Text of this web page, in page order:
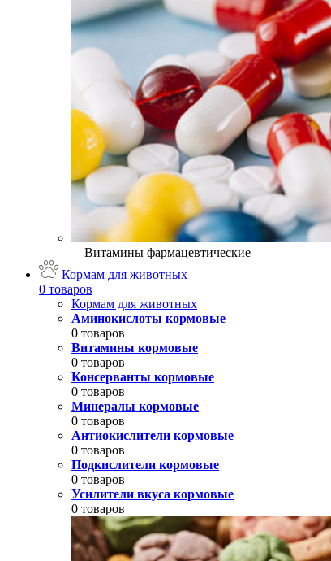
Витамины фармацевтические
Кормам для животных
0 товаров
Кормам для животных
Аминокислоты кормовые
0 товаров
Витамины кормовые
0 товаров
Консерванты кормовые
0 товаров
Минералы кормовые
0 товаров
Антиокислители кормовые
0 товаров
Подкислители кормовые
0 товаров
Усилители вкуса кормовые
0 товаров